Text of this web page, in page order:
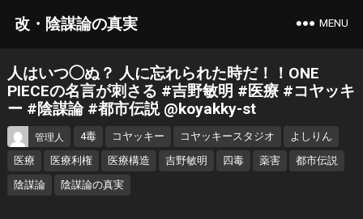
改・陰謀論の真実 MENU
人はいつ◯ぬ？ 人に忘れられた時だ！！ONE
PIECEの名言が刺さる #吉野敏明 #医療 #コヤッキ
ー #陰謀論 #都市伝説 @koyakky-st
管理人 4毒 コヤッキー コヤッキースタジオ
よしりん
医療
医療利権 医療構造 吉野敏明 四毒 薬害
都市伝説
陰謀論
陰謀論の真実